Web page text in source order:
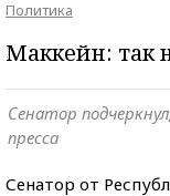
Политика
Маккейн: так
Сенатор
пресса
Сенатор от